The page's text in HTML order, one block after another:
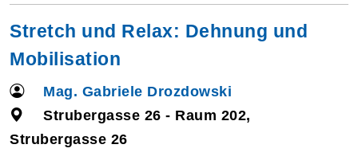
Stretch und Relax: Dehnung und
Mobilisation
Mag. Gabriele Drozdowski
Strubergasse 26 - Raum 202,
Strubergasse 26